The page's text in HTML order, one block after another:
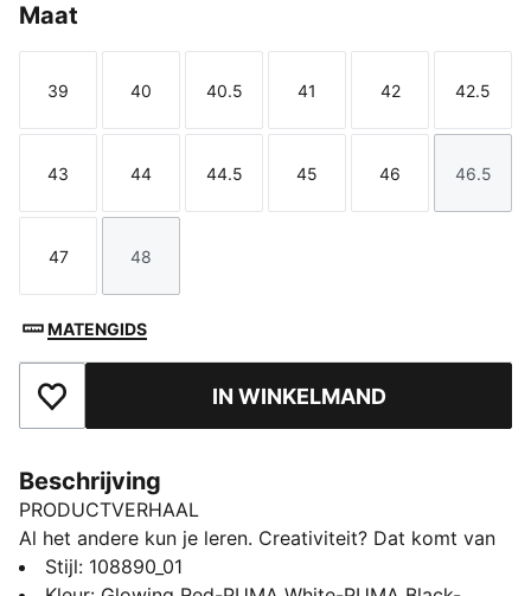
Maat
Maat
39
Maat
40
Maat
40.5
Maat
41
Maat
42
Maat
42.5
Maat
43
Maat
44
Maat
44.5
Maat
45
Maat
46
Maat
46.5
Maat
47
Maat
48
MATENGIDS
Toegevoegd aan favorietenIN WINKELMAND
Beschrijving
PRODUCTVERHAAL
Al het andere kun je leren. Creativiteit? Dat komt van
jou zelf. Laat je skills zien met FUTURE 9 ULTIMATE.
Stijl: 108890_01